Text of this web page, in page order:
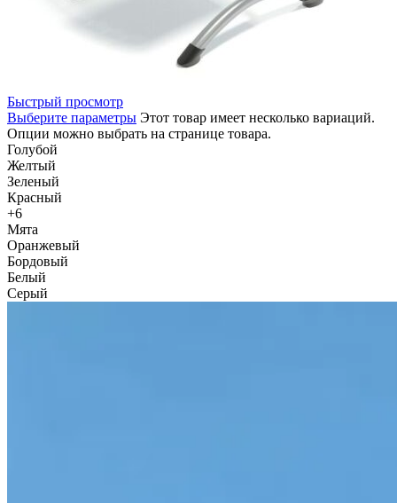
Быстрый просмотр
Выберите параметры Этот товар имеет несколько вариаций.
Опции можно выбрать на странице товара.
Голубой
Желтый
Зеленый
Красный
+6
Мята
Оранжевый
Бордовый
Белый
Серый